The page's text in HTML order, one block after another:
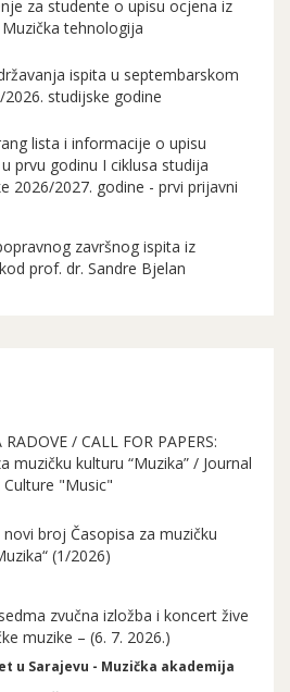
za studente o upisu ocjena iz
tehnologija
ispita u septembarskom
studijske godine
lista i informacije o upisu
prvu godinu I ciklusa studija
2026/2027. godine - prvi prijavni
završnog ispita iz
prof. dr. Sandre Bjelan
RADOVE / CALL FOR PAPERS:
muzičku kulturu “Muzika” / Journal
"Music"
broj Časopisa za muzičku
(1/2026)
zvučna izložba i koncert žive
muzike – (6. 7. 2026.)
u Sarajevu - Muzička akademija